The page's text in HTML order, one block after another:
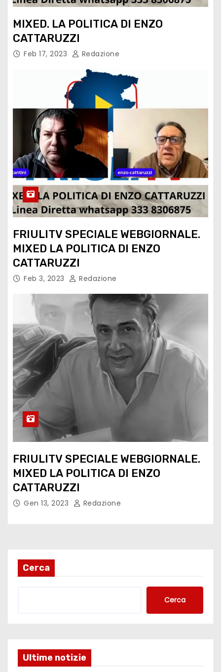
MIXED. LA POLITICA DI ENZO
CATTARUZZI
Feb 17, 2023 Redazione
FRIULITV SPECIALE WEBGIORNALE.
MIXED LA POLITICA DI ENZO
CATTARUZZI
Feb 3, 2023 Redazione
FRIULITV SPECIALE WEBGIORNALE.
MIXED LA POLITICA DI ENZO
CATTARUZZI
Gen 13, 2023 Redazione
Cerca
Cerca
Ultime notizie